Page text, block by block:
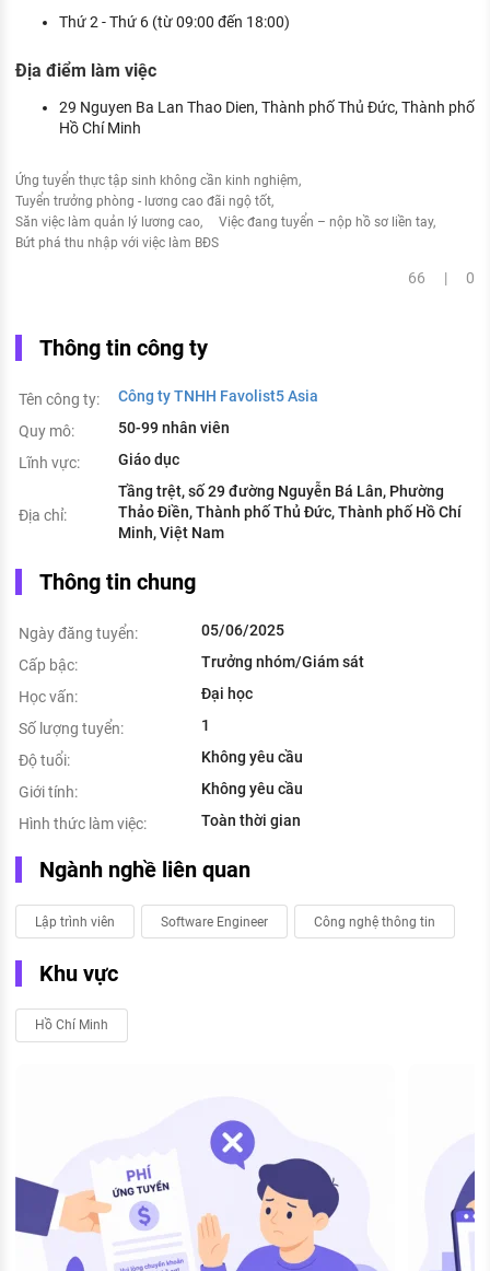
Thứ 2 - Thứ 6 (từ 09:00 đến 18:00)
Địa điểm làm việc
29 Nguyen Ba Lan Thao Dien, Thành phố Thủ Đức, Thành phố
Hồ Chí Minh
Ứng tuyển thực tập sinh không cần kinh nghiệm
Tuyển trưởng phòng - lương cao đãi ngộ tốt
Săn việc làm quản lý lương cao
Việc đang tuyển – nộp hồ sơ liền tay
Bứt phá thu nhập với việc làm BĐS
66 | 0
Thông tin công ty
Tên công ty:
Công ty TNHH Favolist5 Asia
Quy mô:
50-99 nhân viên
Lĩnh vực:
Giáo dục
Địa chỉ:
Tầng trệt, số 29 đường Nguyễn Bá Lân, Phường
Thảo Điền, Thành phố Thủ Đức, Thành phố Hồ Chí
Minh, Việt Nam
Thông tin chung
Ngày đăng tuyển:
05/06/2025
Cấp bậc:
Trưởng nhóm/Giám sát
Học vấn:
Đại học
Số lượng tuyển:
1
Độ tuổi:
Không yêu cầu
Giới tính:
Không yêu cầu
Hình thức làm việc:
Toàn thời gian
Ngành nghề liên quan
Lập trình viên Software Engineer Công nghệ thông tin
Khu vực
Hồ Chí Minh